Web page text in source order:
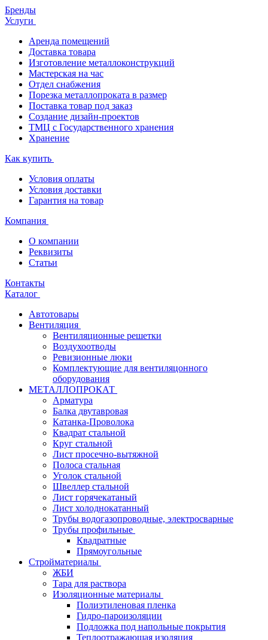
Бренды
Услуги
Аренда помещений
Доставка товара
Изготовление металлоконструкций
Мастерская на час
Отдел снабжения
Порезка металлопроката в размер
Поставка товар под заказ
Создание дизайн-проектов
ТМЦ с Государственного хранения
Хранение
Как купить
Условия оплаты
Условия доставки
Гарантия на товар
Компания
О компании
Реквизиты
Статьи
Контакты
Каталог
Автотовары
Вентиляция
Вентиляционные решетки
Воздухоотводы
Ревизионные люки
Комплектующие для вентиляцонного
оборудования
МЕТАЛЛОПРОКАТ
Арматура
Балка двутавровая
Катанка-Проволока
Квадрат стальной
Круг стальной
Лист просечно-вытяжной
Полоса стальная
Уголок стальной
Швеллер стальной
Лист горячекатаный
Лист холоднокатанный
Трубы водогазопроводные, электросварные
Трубы профильные
Квадратные
Прямоугольные
Стройматериалы
ЖБИ
Тара для раствора
Изоляционные материалы
Полиэтиленовая пленка
Гидро-пароизоляции
Подложка под напольные покрытия
Теплоотражающая изоляция